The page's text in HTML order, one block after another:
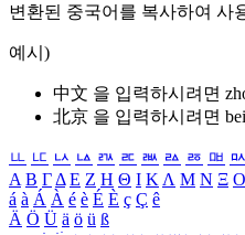
변환된 중국어를 복사하여 사
예시)
中文 을 입력하시려면
北京 을 입력하시려면
ㅥ ㅦ ㅧ ㅨ ㅩ ㅪ ㅫ ㅬ ㅭ ㅮ ㅯ
Α Β ΓΔ Ε Ζ Η Θ Ι ΚΛ Μ Ν Ξ Ο
á à Á À é è É È ç Ç ê
Ä Ö Ü ä ö ü ß